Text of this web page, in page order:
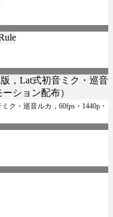
ク・巡音ルカ，60fps・1440p・